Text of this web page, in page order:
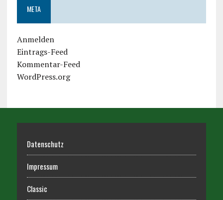
META
Anmelden
Eintrags-Feed
Kommentar-Feed
WordPress.org
Datenschutz
Impressum
Classic